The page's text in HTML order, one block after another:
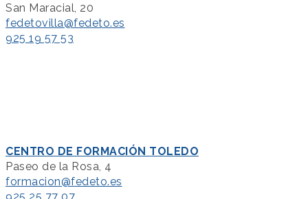
San Maracial, 20
fedetovilla@fedeto.es
925 19 57 53
CENTRO DE FORMACIÓN TOLEDO
Paseo de la Rosa, 4
formacion@fedeto.es
925 25 77 07